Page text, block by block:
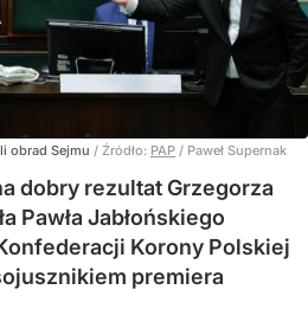
obrad Sejmu / Źródło: PAP / Paweł Supernak
dobry rezultat Grzegorza
Pawła Jabłońskiego
Korony Polskiej
premiera